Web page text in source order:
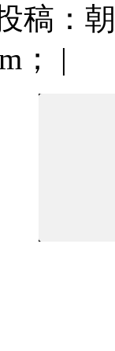
稿：
； |